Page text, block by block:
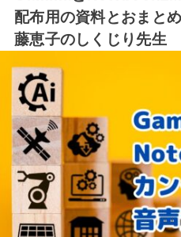
配布用の資料とおまと
藤恵子のしくじり先生